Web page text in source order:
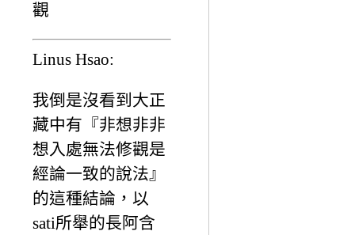
觀
Linus Hsao:
我倒是沒看到大正
藏中有『非想非非
想入處無法修觀是
經論一致的說法』
的這種結論，以
sati所舉的長阿含